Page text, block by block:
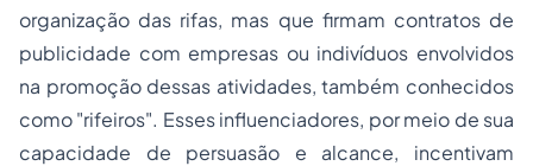
organização das rifas, mas que firmam contratos de
publicidade com empresas ou indivíduos envolvidos
na promoção dessas atividades, também conhecidos
como "rifeiros". Esses influenciadores, por meio de sua
capacidade de persuasão e alcance, incentivam